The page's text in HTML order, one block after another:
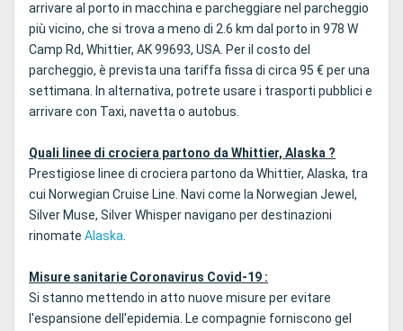
arrivare al porto in macchina e parcheggiare nel parcheggio
più vicino, che si trova a meno di 2.6 km dal porto in 978 W
Camp Rd, Whittier, AK 99693, USA. Per il costo del
parcheggio, è prevista una tariffa fissa di circa 95 € per una
settimana. In alternativa, potrete usare i trasporti pubblici e
arrivare con Taxi, navetta o autobus.
Quali linee di crociera partono da Whittier, Alaska ?
Prestigiose linee di crociera partono da Whittier, Alaska, tra
cui Norwegian Cruise Line. Navi come la Norwegian Jewel,
Silver Muse, Silver Whisper navigano per destinazioni
rinomate Alaska.
Misure sanitarie Coronavirus Covid-19 :
Si stanno mettendo in atto nuove misure per evitare
l'espansione dell'epidemia. Le compagnie forniscono gel